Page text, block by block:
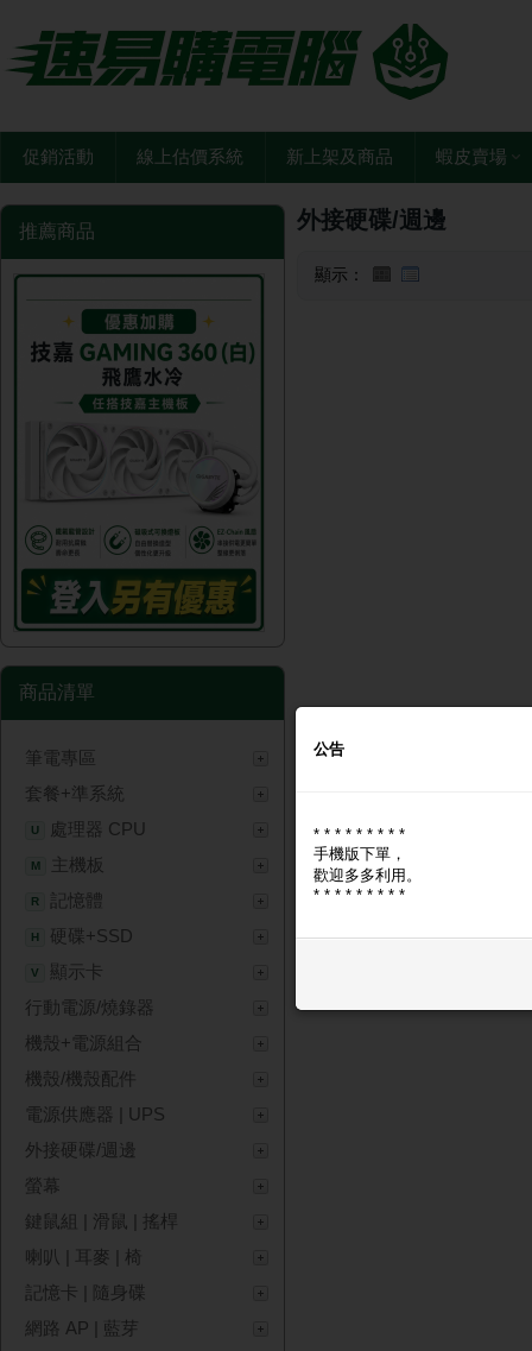
促銷活動 線上估價系統 新上架及商品 蝦皮賣場
推薦商品
商品清單
筆電專區
套餐+準系統
U 處理器 CPU
M 主機板
R 記憶體
H 硬碟+SSD
V
顯示卡
行動電源/燒錄器
機殼+電源組合
機殼/機殼配件
電源供應器 | UPS
外接硬碟/週邊
螢幕
鍵鼠組 | 滑鼠 | 搖桿
喇叭 | 耳麥 | 椅
記憶卡 | 隨身碟
網路 AP | 藍芽
外接硬碟/週邊
顯示：
公告
* * * * * * * * *
手機版下單，
歡迎多多利用。
* * * * * * * * *